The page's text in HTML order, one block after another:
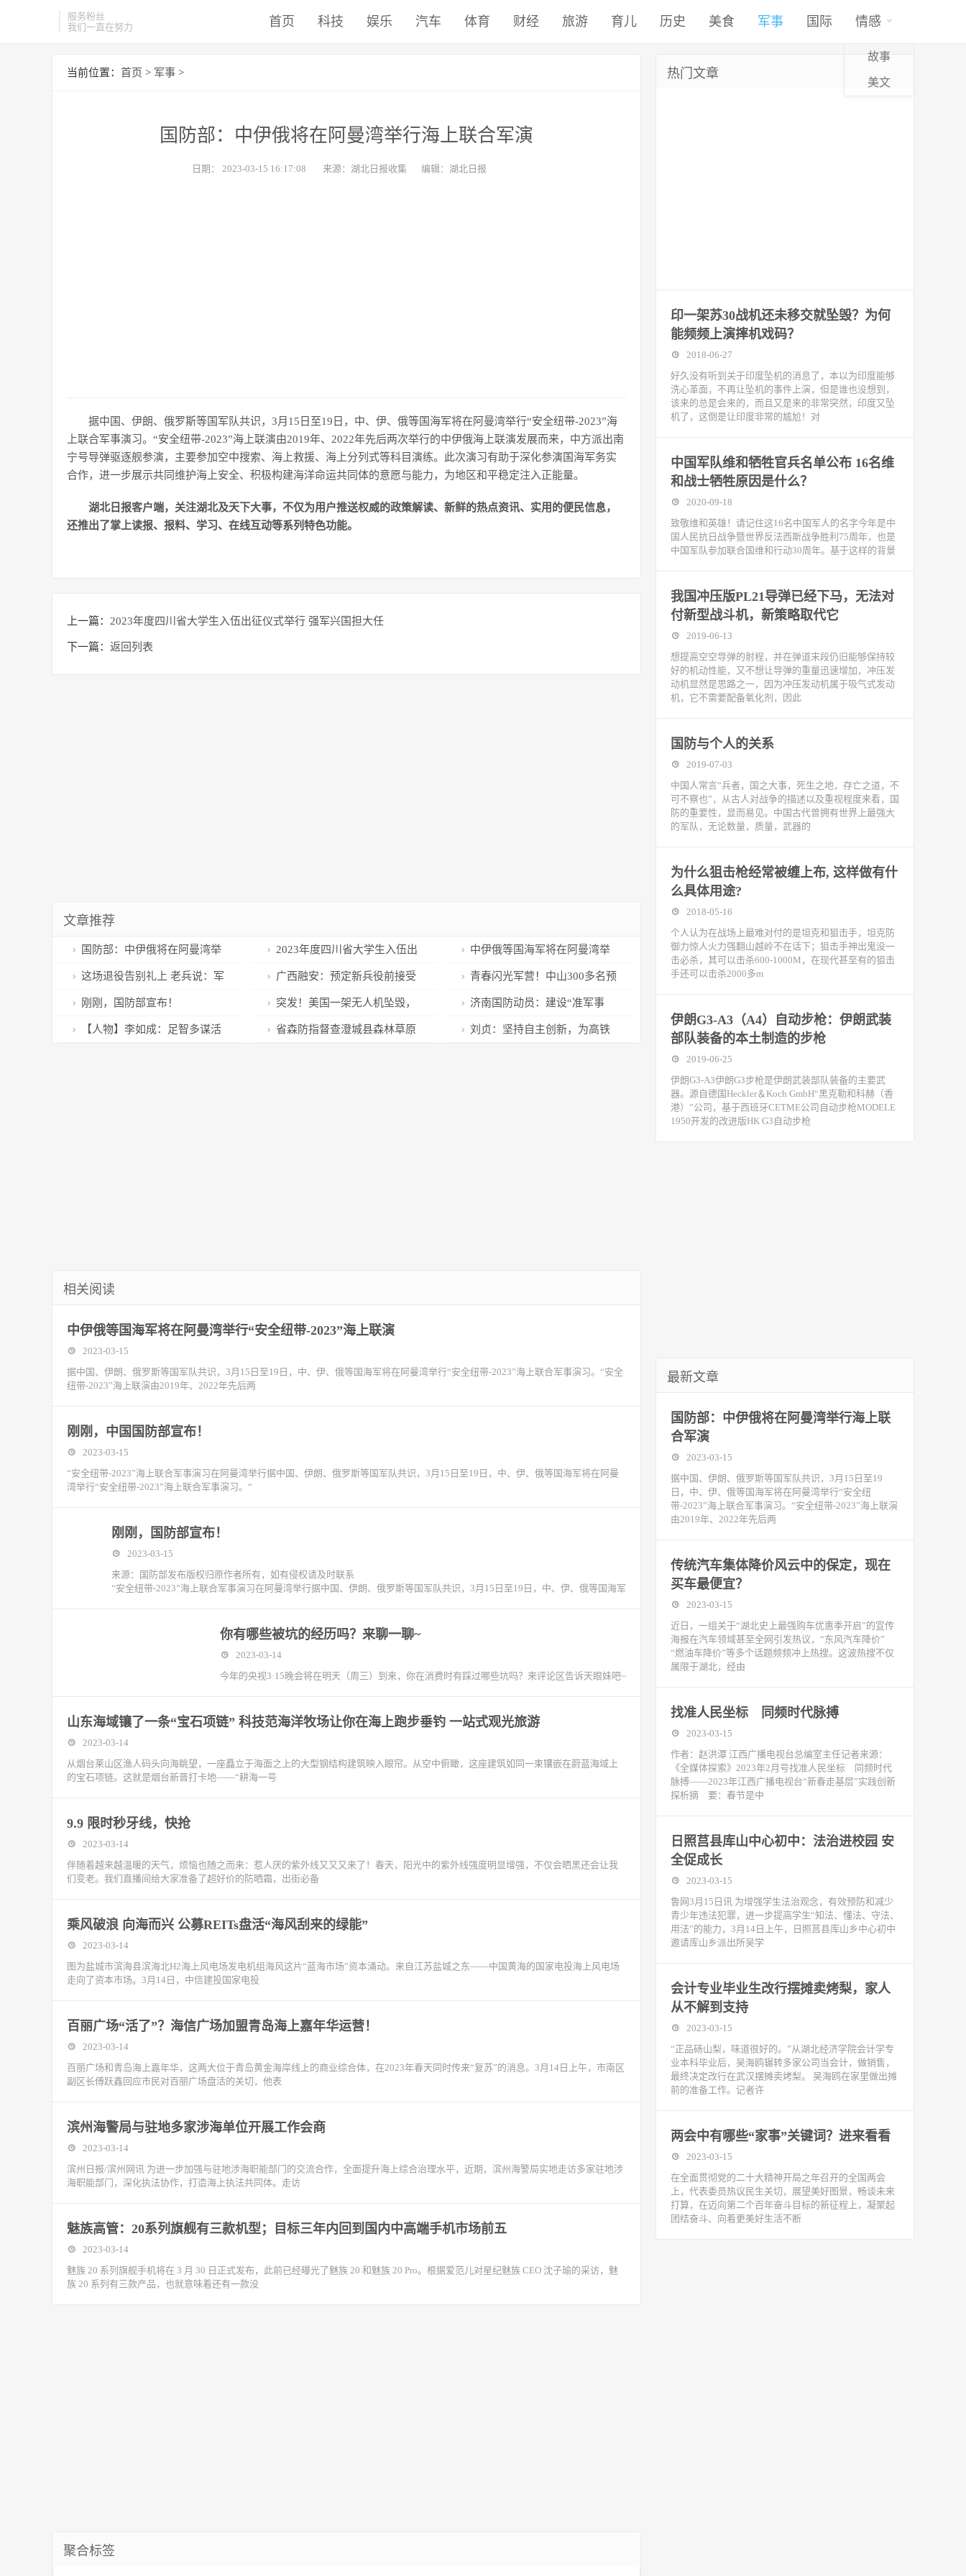
服务粉丝
我们一直在努力
首页 科技 娱乐 汽车 体育 财经 旅游 育儿 历史 美食 军事 国际 情感
故事
美文
当前位置： 首页 > 军事 >
国防部：中伊俄将在阿曼湾举行海上联合军演
日期： 2023-03-15 16:17:08 来源：湖北日报收集 编辑：湖北日报
据中国、伊朗、俄罗斯等国军队共识，3月15日至19日，中、伊、俄等国海军将在阿曼湾举行“安全纽带-2023”海
上联合军事演习。“安全纽带-2023”海上联演由2019年、2022年先后两次举行的中伊俄海上联演发展而来，中方派出南
宁号导弹驱逐舰参演，主要参加空中搜索、海上救援、海上分列式等科目演练。此次演习有助于深化参演国海军务实
合作，进一步展示共同维护海上安全、积极构建海洋命运共同体的意愿与能力，为地区和平稳定注入正能量。
湖北日报客户端，关注湖北及天下大事，不仅为用户推送权威的政策解读、新鲜的热点资讯、实用的便民信息，
还推出了掌上读报、报料、学习、在线互动等系列特色功能。
上一篇： 2023年度四川省大学生入伍出征仪式举行 强军兴国担大任
下一篇： 返回列表
文章推荐
国防部：中伊俄将在阿曼湾举
行海上联合军演
2023年度四川省大学生入伍出
征仪式举行 强军兴国担大任
中伊俄等国海军将在阿曼湾举
行“安全纽带-2023”海上联演
这场退役告别礼上 老兵说：军
营赋予了我青春别样的意义
广西融安：预定新兵役前接受
红色教育
青春闪光军营！中山300多名预
定新兵开启“军营模式”
刚刚，国防部宣布！ 突发！美国一架无人机坠毁，
俄国防部发声
济南国防动员：建设“准军事
化”机关，锻造全面过硬国防动员
【人物】李如成：足智多谋活 省森防指督查澄城县森林草原 刘贞：坚持自主创新，为高铁
相关阅读
中伊俄等国海军将在阿曼湾举行“安全纽带-2023”海上联演
2023-03-15
据中国、伊朗、俄罗斯等国军队共识，3月15日至19日，中、伊、俄等国海军将在阿曼湾举行“安全纽带-2023”海上联合军事演习。“安全
纽带-2023”海上联演由2019年、2022年先后两
刚刚，中国国防部宣布！
2023-03-15
“安全纽带-2023”海上联合军事演习在阿曼湾举行据中国、伊朗、俄罗斯等国军队共识，3月15日至19日，中、伊、俄等国海军将在阿曼
湾举行“安全纽带-2023”海上联合军事演习。“
刚刚，国防部宣布！
2023-03-15
来源：国防部发布版权归原作者所有，如有侵权请及时联系
“安全纽带-2023”海上联合军事演习在阿曼湾举行据中国、伊朗、俄罗斯等国军队共识，3月15日至19日，中、伊、俄等国海军
你有哪些被坑的经历吗？来聊一聊~
2023-03-14
今年的央视3·15晚会将在明天（周三）到来，你在消费时有踩过哪些坑吗？来评论区告诉天眼妹吧~
山东海域镶了一条“宝石项链” 科技范海洋牧场让你在海上跑步垂钓 一站式观光旅游
2023-03-14
从烟台莱山区渔人码头向海眺望，一座矗立于海面之上的大型钢结构建筑映入眼帘。从空中俯瞰，这座建筑如同一束镶嵌在蔚蓝海域上
的宝石项链。这就是烟台新晋打卡地——“耕海一号
9.9 限时秒牙线，快抢
2023-03-14
伴随着越来越温暖的天气，烦恼也随之而来：惹人厌的紫外线又又又来了！春天，阳光中的紫外线强度明显增强，不仅会晒黑还会让我
们变老。我们直播间给大家准备了超好价的防晒霜，出街必备
乘风破浪 向海而兴 公募REITs盘活“海风刮来的绿能”
2023-03-14
图为盐城市滨海县滨海北H2海上风电场发电机组海风这片“蓝海市场”资本涌动。来自江苏盐城之东——中国黄海的国家电投海上风电场
走向了资本市场。3月14日，中信建投国家电投
百丽广场“活了”？海信广场加盟青岛海上嘉年华运营！
2023-03-14
百丽广场和青岛海上嘉年华，这两大位于青岛黄金海岸线上的商业综合体，在2023年春天同时传来“复苏”的消息。3月14日上午，市南区
副区长傅跃鑫回应市民对百丽广场盘活的关切，他表
滨州海警局与驻地多家涉海单位开展工作会商
2023-03-14
滨州日报/滨州网讯 为进一步加强与驻地涉海职能部门的交流合作，全面提升海上综合治理水平，近期，滨州海警局实地走访多家驻地涉
海职能部门，深化执法协作，打造海上执法共同体。走访
魅族高管：20系列旗舰有三款机型；目标三年内回到国内中高端手机市场前五
2023-03-14
魅族 20 系列旗舰手机将在 3 月 30 日正式发布，此前已经曝光了魅族 20 和魅族 20 Pro。根据爱范儿对星纪魅族 CEO 沈子瑜的采访，魅
族 20 系列有三款产品，也就意味着还有一款没
聚合标签
热门文章
印一架苏30战机还未移交就坠毁？为何
能频频上演摔机戏码？
2018-06-27
好久没有听到关于印度坠机的消息了，本以为印度能够
洗心革面，不再让坠机的事件上演，但是谁也没想到，
该来的总是会来的，而且又是来的非常突然，印度又坠
机了，这倒是让印度非常的尴尬！对
中国军队维和牺牲官兵名单公布 16名维
和战士牺牲原因是什么？
2020-09-18
致敬维和英雄！请记住这16名中国军人的名字今年是中
国人民抗日战争暨世界反法西斯战争胜利75周年，也是
中国军队参加联合国维和行动30周年。基于这样的背景
我国冲压版PL21导弹已经下马，无法对
付新型战斗机，新策略取代它
2019-06-13
想提高空空导弹的射程，并在弹道末段仍旧能够保持较
好的机动性能，又不想让导弹的重量迅速增加，冲压发
动机显然是思路之一，因为冲压发动机属于吸气式发动
机，它不需要配备氧化剂，因此
国防与个人的关系
2019-07-03
中国人常言“兵者，国之大事，死生之地，存亡之道，不
可不察也”，从古人对战争的描述以及重视程度来看，国
防的重要性，显而易见。中国古代曾拥有世界上最强大
的军队，无论数量，质量，武器的
为什么狙击枪经常被缠上布, 这样做有什
么具体用途?
2018-05-16
个人认为在战场上最难对付的是坦克和狙击手，坦克防
御力惊人火力强翻山越岭不在话下；狙击手神出鬼没一
击必杀，其可以击杀600-1000M，在现代甚至有的狙击
手还可以击杀2000多m
伊朗G3-A3（A4）自动步枪：伊朗武装
部队装备的本土制造的步枪
2019-06-25
伊朗G3-A3伊朗G3步枪是伊朗武装部队装备的主要武
器。源自德国Heckler＆Koch GmbH“黑克勒和科赫（香
港）”公司，基于西班牙CETME公司自动步枪MODELE
1950开发的改进版HK G3自动步枪
最新文章
国防部：中伊俄将在阿曼湾举行海上联
合军演
2023-03-15
据中国、伊朗、俄罗斯等国军队共识，3月15日至19
日，中、伊、俄等国海军将在阿曼湾举行“安全纽
带-2023”海上联合军事演习。“安全纽带-2023”海上联演
由2019年、2022年先后两
传统汽车集体降价风云中的保定，现在
买车最便宜？
2023-03-15
近日，一组关于“湖北史上最强购车优惠季开启”的宣传
海报在汽车领域甚至全网引发热议，“东风汽车降价”
“燃油车降价”等多个话题频频冲上热搜。这波热搜不仅
属限于湖北，经由
找准人民坐标 同频时代脉搏
2023-03-15
作者：赵洪潭 江西广播电视台总编室主任记者来源：
《全媒体探索》2023年2月号找准人民坐标 同频时代
脉搏——2023年江西广播电视台“新春走基层”实践创新
探析摘 要：春节是中
日照莒县库山中心初中：法治进校园 安
全促成长
2023-03-15
鲁网3月15日讯 为增强学生法治观念，有效预防和减少
青少年违法犯罪，进一步提高学生“知法、懂法、守法、
用法”的能力，3月14日上午，日照莒县库山乡中心初中
邀请库山乡派出所吴学
会计专业毕业生改行摆摊卖烤梨，家人
从不解到支持
2023-03-15
“正品砀山梨，味道很好的。”从湖北经济学院会计学专
业本科毕业后，吴海鸥辗转多家公司当会计，做销售，
最终决定改行在武汉摆摊卖烤梨。 吴海鸥在家里做出摊
前的准备工作。记者许
两会中有哪些“家事”关键词？进来看看
2023-03-15
在全面贯彻党的二十大精神开局之年召开的全国两会
上，代表委员热议民生关切，展望美好图景，畅谈未来
打算，在迈向第二个百年奋斗目标的新征程上，凝聚起
团结奋斗、向着更美好生活不断